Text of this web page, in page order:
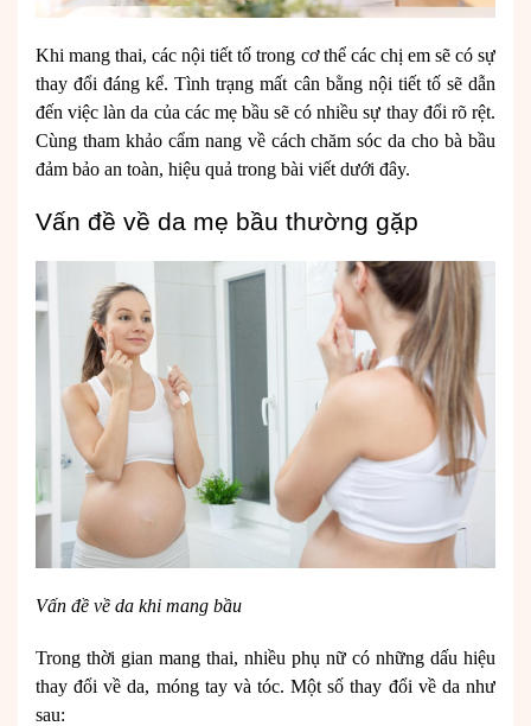
Khi mang thai, các nội tiết tố trong cơ thể các chị em sẽ có sự
thay đổi đáng kể. Tình trạng mất cân bằng nội tiết tố sẽ dẫn
đến việc làn da của các mẹ bầu sẽ có nhiều sự thay đổi rõ rệt.
Cùng tham khảo cẩm nang về cách chăm sóc da cho bà bầu
đảm bảo an toàn, hiệu quả trong bài viết dưới đây.
Vấn đề về da mẹ bầu thường gặp
Vấn đề về da khi mang bầu
Trong thời gian mang thai, nhiều phụ nữ có những dấu hiệu
thay đổi về da, móng tay và tóc. Một số thay đổi về da như
sau: